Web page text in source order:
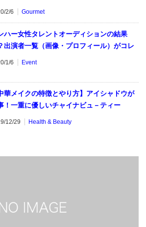
2/6 Gourmet
ハー女性タレントオーディションの結果
出演者一覧（画像・プロフィール）がコレ
1/6 Event
華メイクの特徴とやり方】アイシャドウが
！一重に優しいチャイナビュ－ティー
12/29 Health & Beauty